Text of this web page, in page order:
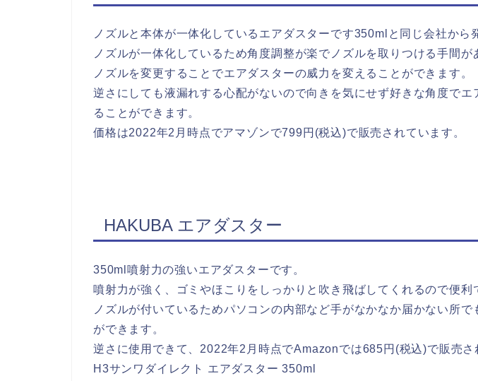
ノズルと本体が一体化しているエアダスターです350mlと同じ会社から
ノズルが一体化しているため角度調整が楽でノズルを取りつける手間が
ノズルを変更することでエアダスターの威力を変えることができます。
逆さにしても液漏れする心配がないので向きを気にせず好きな角度でエ
ることができます。
価格は2022年2月時点でアマゾンで799円(税込)で販売されています。
HAKUBA エアダスター
350ml噴射力の強いエアダスターです。
噴射力が強く、ゴミやほこりをしっかりと吹き飛ばしてくれるので便利
ノズルが付いているためパソコンの内部など手がなかなか届かない所で
ができます。
逆さに使用できて、2022年2月時点でAmazonでは685円(税込)で販売さ
H3サンワダイレクト エアダスター 350ml